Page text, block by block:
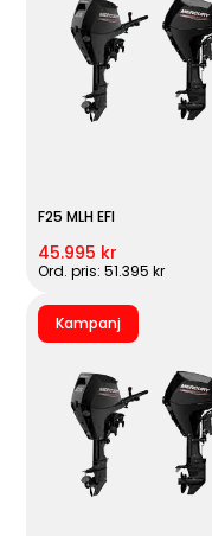
F25 MLH EFI
45.995 kr
Ord. pris: 51.395 kr
Kampanj